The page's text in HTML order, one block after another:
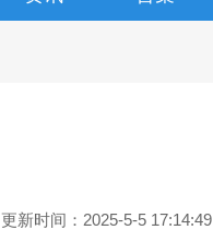
更新时间：2025-5-5 17:14:49